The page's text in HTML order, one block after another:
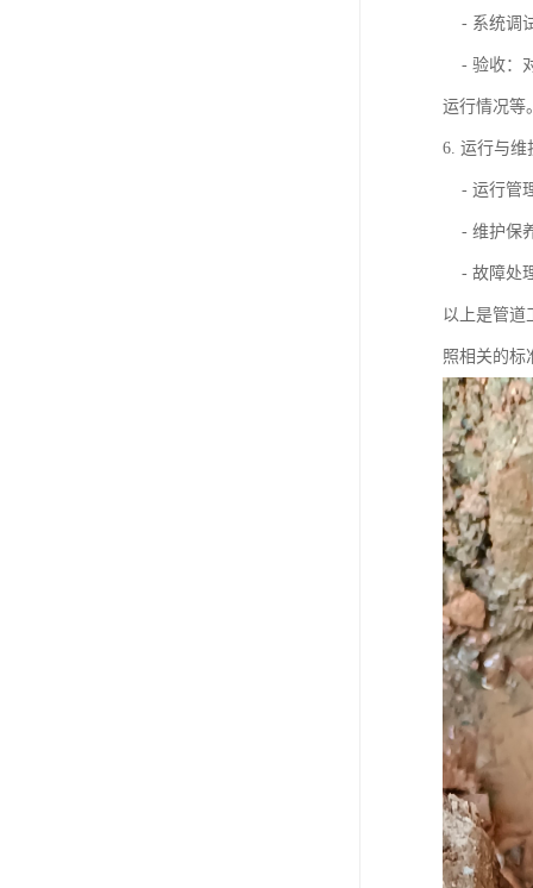
- 系统调试
- 验收：
运行情况等。
6. 运行与维
- 运行管理
- 维护保养
- 故障处理
以上是管道
照相关的标